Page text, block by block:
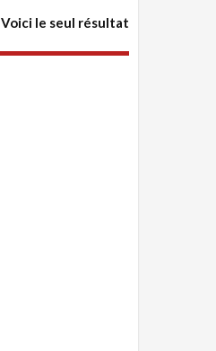
Voici le seul résultat